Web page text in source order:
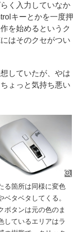
く入力していなか
キーとかを一度押
を始めるというク
はそのクセがつい
していたが、やは
ょっと気持ち悪い
る箇所は同様に変色
ベタベタしてくる。
ボタンは元の色のま
しているエリアはラ